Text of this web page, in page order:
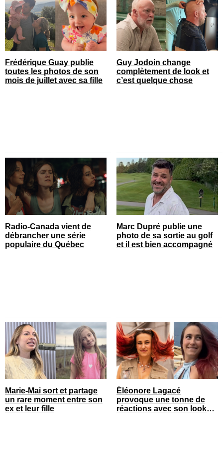
Frédérique Guay publie
toutes les photos de son
mois de juillet avec sa fille
Guy Jodoin change
complètement de look et
c’est quelque chose
Radio-Canada vient de
débrancher une série
populaire du Québec
Marc Dupré publie une
photo de sa sortie au golf
et il est bien accompagné
Marie-Mai sort et partage
un rare moment entre son
ex et leur fille
Éléonore Lagacé
provoque une tonne de
réactions avec son look